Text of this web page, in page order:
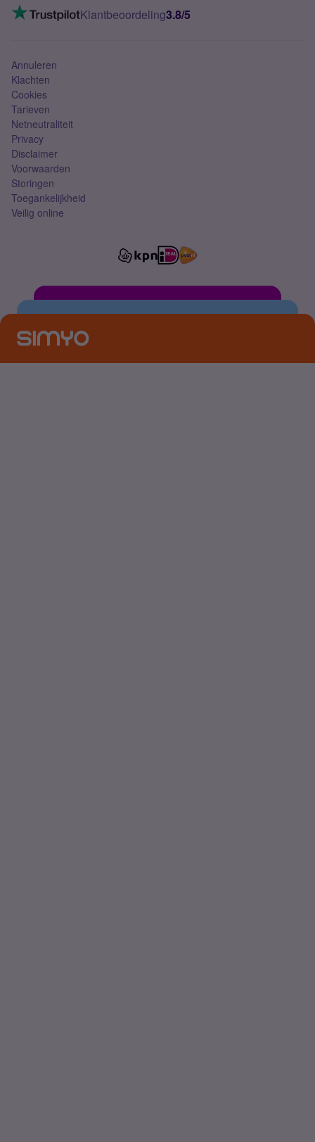
Mobiel abonnement
VoLTE 4G bellenKlantbeoordeling3.8/5
Annuleren
Klachten
Cookies
Tarieven
Netneutraliteit
Privacy
Disclaimer
Voorwaarden
Storingen
Toegankelijkheid
Veilig online